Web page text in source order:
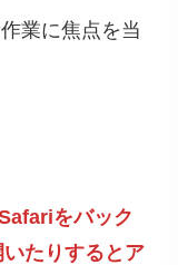
業に焦点を当
をバック
たりするとア